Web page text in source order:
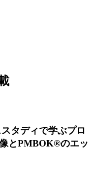
タディで学ぶプロ
とPMBOK®のエッ